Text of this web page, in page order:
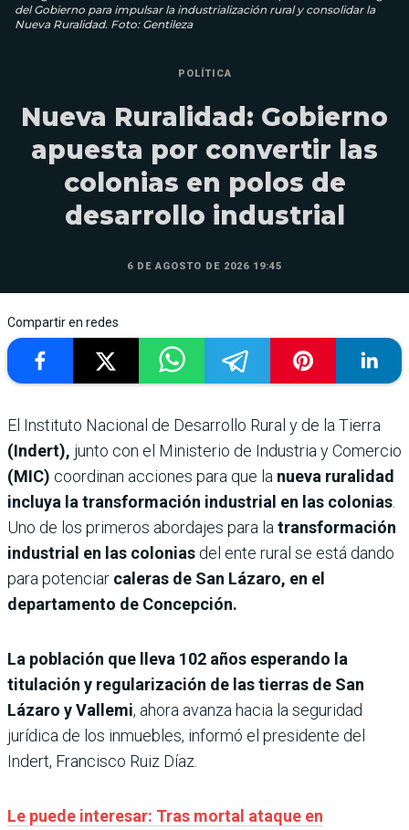
del Gobierno para impulsar la industrialización rural y consolidar la
Nueva Ruralidad. Foto: Gentileza
POLÍTICA
Nueva Ruralidad: Gobierno
apuesta por convertir las
colonias en polos de
desarrollo industrial
6 DE AGOSTO DE 2026 19:45
Compartir en redes
El Instituto Nacional de Desarrollo Rural y de la Tierra
(Indert), junto con el Ministerio de Industria y Comercio
(MIC) coordinan acciones para que la nueva ruralidad
incluya la transformación industrial en las colonias
Uno de los primeros abordajes para la transformación
industrial en las colonias del ente rural se está dando
para potenciar caleras de San Lázaro, en el
departamento de Concepción.
La población que lleva 102 años esperando la
titulación y regularización de las tierras de San
Lázaro y Vallemi, ahora avanza hacia la seguridad
jurídica de los inmuebles, informó el presidente del
Indert, Francisco Ruiz Díaz.
Le puede interesar: Tras mortal ataque en